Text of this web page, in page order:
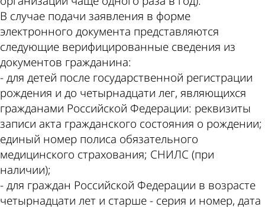
В случае подачи заявления в форме
электронного документа представляются
следующие верифицированные сведения из
документов гражданина:
- для детей после государственной регистрации
рождения и до четырнадцати лег, являющихся
гражданами Российской Федерации: реквизиты
записи акта гражданского состояния о рождении;
единый номер полиса обязательного
медицинского страхования; СНИЛС (при
наличии);
- для граждан Российской Федерации в возрасте
четырнадцати лет и старше - серия и номер, дата